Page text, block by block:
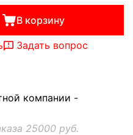
В корзину
Задать вопрос
компании -
25000 руб.